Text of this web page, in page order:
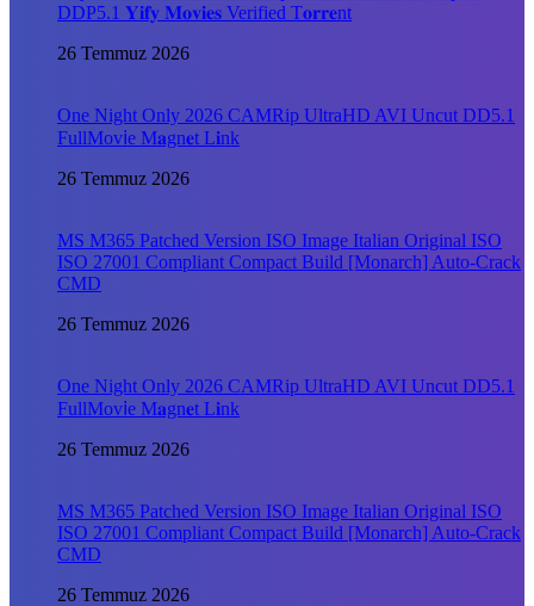
DDP5.1 𝐘𝐢𝐟𝐲 𝐌𝐨𝐯𝐢𝐞𝐬 Verified T𝐨𝐫𝐫𝐞nt
26 Temmuz 2026
One Night Only 2026 CAMRip UltraHD AVI Uncut DD5.1
FullMov𝗂e M𝐚gn𝐞t L𝐢nk
26 Temmuz 2026
MS M365 Patched Version ISO Image Italian Original ISO
ISO 27001 Compliant Compact Build [Monarch] Auto-Crack
CMD
26 Temmuz 2026
One Night Only 2026 CAMRip UltraHD AVI Uncut DD5.1
FullMov𝗂e M𝐚gn𝐞t L𝐢nk
26 Temmuz 2026
MS M365 Patched Version ISO Image Italian Original ISO
ISO 27001 Compliant Compact Build [Monarch] Auto-Crack
CMD
26 Temmuz 2026